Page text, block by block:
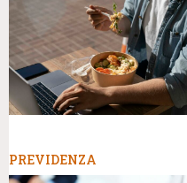
PREVIDENZA